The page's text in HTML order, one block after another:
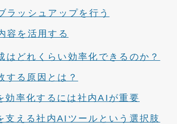
ラッシュアップを行う
容を活用する
はどれくらい効率化できるのか？
する原因とは？
効率化するには社内AIが重要
支える社内AIツールという選択肢